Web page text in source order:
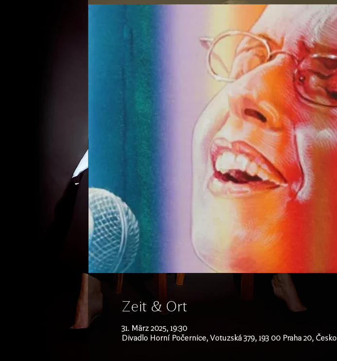
Zeit & Ort
31. März 2025, 19:30
Divadlo Horní Počernice, Votuzská 379, 193 00 Praha 20, Česko